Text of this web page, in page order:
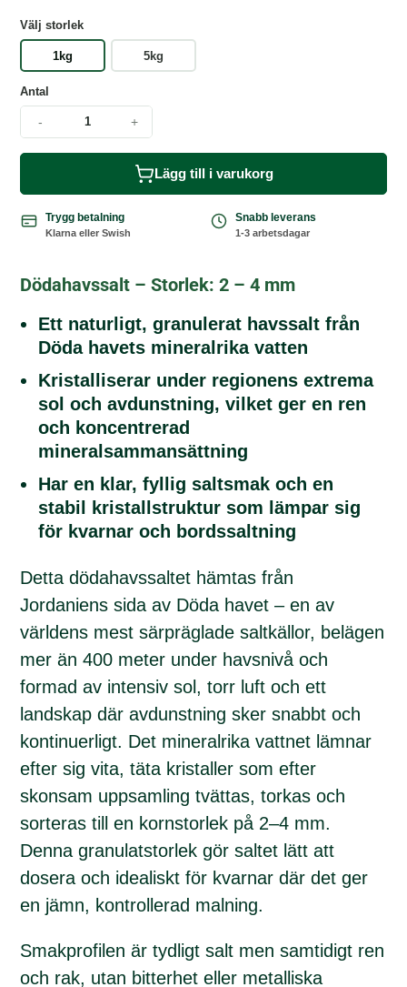
Välj storlek
1kg 5kg
Antal
- +
Lägg till i varukorg
Trygg betalning
Klarna eller Swish
Snabb leverans
1-3 arbetsdagar
Dödahavssalt – Storlek: 2 – 4 mm
Ett naturligt, granulerat havssalt från
Döda havets mineralrika vatten
Kristalliserar under regionens extrema
sol och avdunstning, vilket ger en ren
och koncentrerad
mineralsammansättning
Har en klar, fyllig saltsmak och en
stabil kristallstruktur som lämpar sig
för kvarnar och bordssaltning
Detta dödahavssaltet hämtas från
Jordaniens sida av Döda havet – en av
världens mest särpräglade saltkällor, belägen
mer än 400 meter under havsnivå och
formad av intensiv sol, torr luft och ett
landskap där avdunstning sker snabbt och
kontinuerligt. Det mineralrika vattnet lämnar
efter sig vita, täta kristaller som efter
skonsam uppsamling tvättas, torkas och
sorteras till en kornstorlek på 2–4 mm.
Denna granulatstorlek gör saltet lätt att
dosera och idealiskt för kvarnar där det ger
en jämn, kontrollerad malning.
Smakprofilen är tydligt salt men samtidigt ren
och rak, utan bitterhet eller metalliska